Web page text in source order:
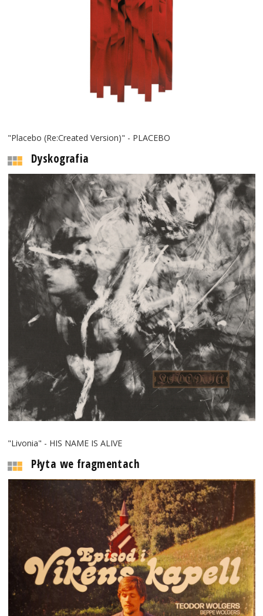
"Placebo (Re:Created Version)" - PLACEBO
Dyskografia
"Livonia" - HIS NAME IS ALIVE
Płyta we fragmentach